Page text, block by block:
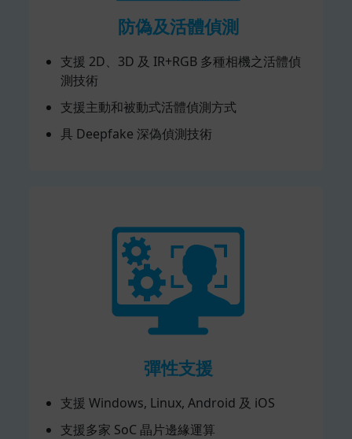
防偽及活體偵測
支援 2D、3D 及 IR+RGB 多種相機之活體偵
測技術
支援主動和被動式活體偵測方式
具 Deepfake 深偽偵測技術
彈性支援
支援 Windows, Linux, Android 及 iOS
支援多家 SoC 晶片邊緣運算